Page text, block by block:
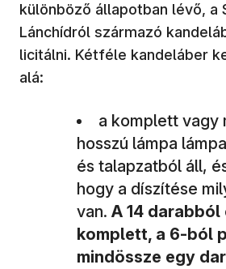
különböző állapotban lévő, a
Lánchídról származó
licitálni. Kétféle kandeláber
alá:
a komplett vagy
hosszú lámpa
és talapzatból áll,
hogy a díszítése
van. A 14 darabból
komplett, a 6-ból
mindössze egy